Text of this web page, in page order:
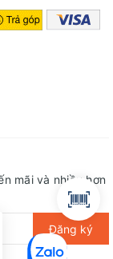
mãi và nhiều hơn
Đăng ký